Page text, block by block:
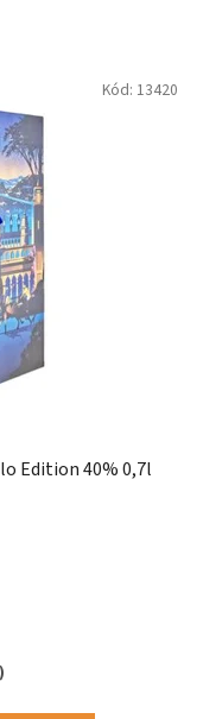
Edition 40% 0,7l
Kód: 13420